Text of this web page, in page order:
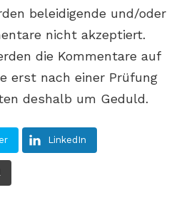
beleidigende und/oder
nicht akzeptiert.
die Kommentare auf
erst nach einer Prüfung
deshalb um Geduld.
LinkedIn